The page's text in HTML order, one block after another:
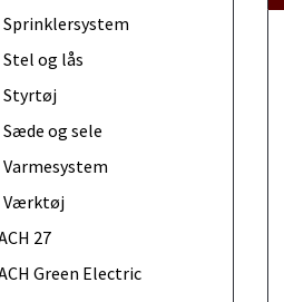
Sprinklersystem
Stel og lås
Styrtøj
Sæde og sele
Varmesystem
Værktøj
27
Green Electric